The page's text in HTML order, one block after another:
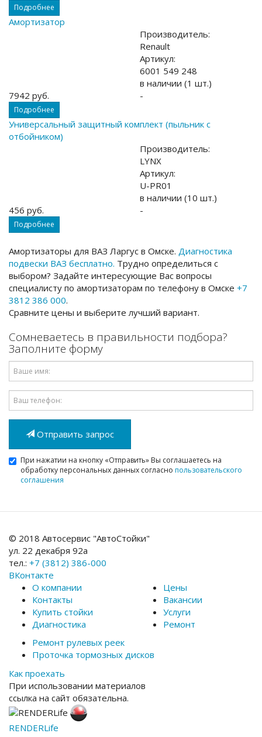
Подробнее
Амортизатор
Производитель:
Renault
Артикул:
6001 549 248
в наличии (1 шт.)
7942 руб.
-
Подробнее
Универсальный защитный комплект (пыльник с
отбойником)
Производитель:
LYNX
Артикул:
U-PR01
в наличии (10 шт.)
456 руб.
-
Подробнее
Амортизаторы для ВАЗ Ларгус в Омске. Диагностика
подвески ВАЗ бесплатно. Трудно определиться с
выбором? Задайте интересующие Вас вопросы
специалисту по амортизаторам по телефону в Омске +7
3812 386 000.
Сравните цены и выберите лучший вариант.
Сомневаетесь в правильности подбора?
Заполните форму
Отправить запрос
При нажатии на кнопку «Отправить» Вы соглашаетесь на
обработку персональных данных согласно пользовательского
соглашения
© 2018 Автосервис "АвтоСтойки"
ул. 22 декабря 92а
тел.: +7 (3812) 386-000
ВКонтакте
О компании
Контакты
Купить стойки
Диагностика
Цены
Вакансии
Услуги
Ремонт
Ремонт рулевых реек
Проточка тормозных дисков
Как проехать
При использовании материалов
ссылка на сайт обязательна.
RENDERLife